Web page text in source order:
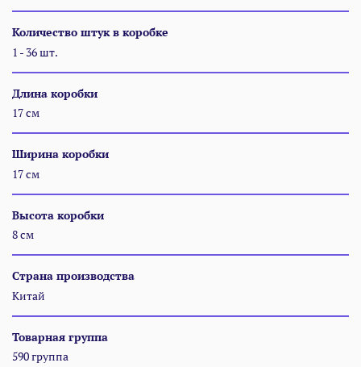
Количество штук в коробке
1 - 36 шт.
Длина коробки
17 см
Ширина коробки
17 см
Высота коробки
8 см
Страна производства
Китай
Товарная группа
590 группа